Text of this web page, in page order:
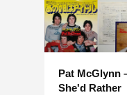
Pat McGlynn
She'd Rather